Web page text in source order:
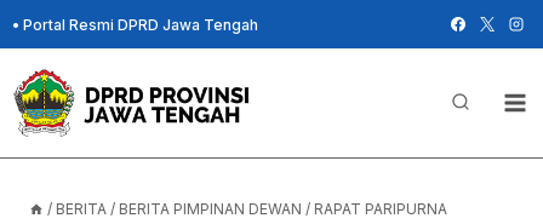
Skip
to
content
• Portal Resmi DPRD Jawa Tengah
/ BERITA / BERITA PIMPINAN DEWAN / RAPAT PARIPURNA